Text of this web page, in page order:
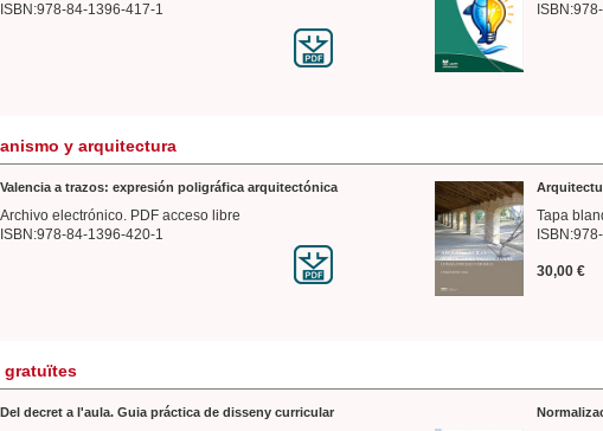
ISBN:978-84-1396-417-1
y arquitectura
Valencia a trazos: expresión poligráfica arquitectónica
Archivo electrónico. PDF acceso libre
ISBN:978-84-1396-420-1
Tapa
30,00 €
gratuïtes
Del decret a l'aula. Guia práctica de disseny curricular